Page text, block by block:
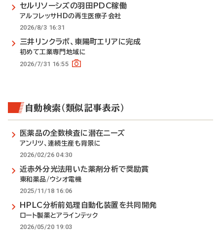
セルリソーシズの羽田PDC稼働
アルフレッサHDの再生医療子会社
2026/8/3 16:31
三井リンクラボ、東陽町エリアに完成
初めて工業専門地域に
2026/7/31 16:55
自動検索（類似記事表示）
医薬品の全数検査に潜在ニーズ
アンリツ、連続生産も背景に
2026/02/26 04:30
近赤外分光法用いた薬剤分析で奨励賞
東和薬品/ウシオ電機
2025/11/18 16:06
HPLC分析前処理自動化装置を共同開発
ロート製薬とアラインテック
2026/05/20 19:03